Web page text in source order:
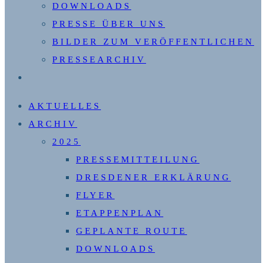
DOWNLOADS
PRESSE ÜBER UNS
BILDER ZUM VERÖFFENTLICHEN
PRESSEARCHIV
UMSCHALTEN
AKTUELLES
ARCHIV
2025
PRESSEMITTEILUNG
DRESDENER ERKLÄRUNG
FLYER
ETAPPENPLAN
GEPLANTE ROUTE
DOWNLOADS